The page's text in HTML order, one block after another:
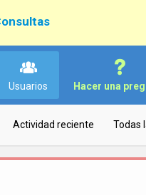
Usuarios Hacer una
Actividad reciente Todas